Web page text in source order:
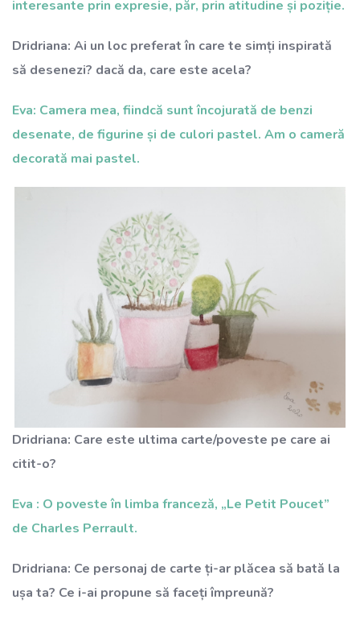
interesante prin expresie, păr, prin atitudine și poziție.
Dridriana: Ai un loc preferat în care te simți inspirată
să desenezi? dacă da, care este acela?
Eva: Camera mea, fiindcă sunt încojurată de benzi
desenate, de figurine și de culori pastel. Am o cameră
decorată mai pastel.
Dridriana: Care este ultima carte/poveste pe care ai
citit-o?
Eva : O poveste în limba franceză, „Le Petit Poucet”
de Charles Perrault.
Dridriana: Ce personaj de carte ți-ar plăcea să bată la
ușa ta? Ce i-ai propune să faceți împreună?